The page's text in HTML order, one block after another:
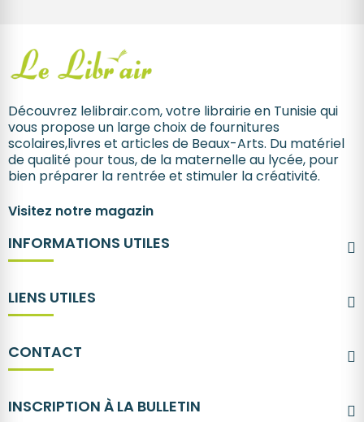
Découvrez lelibrair.com, votre librairie en Tunisie qui
vous propose un large choix de fournitures
scolaires,livres et articles de Beaux-Arts. Du matériel
de qualité pour tous, de la maternelle au lycée, pour
bien préparer la rentrée et stimuler la créativité.
Visitez notre magazin
INFORMATIONS UTILES
LIENS UTILES
CONTACT
INSCRIPTION À LA BULLETIN